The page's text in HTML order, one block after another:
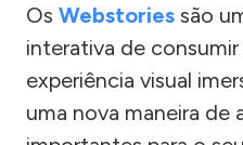
Os Webstories são
interativa de
experiência visual
uma nova maneira de